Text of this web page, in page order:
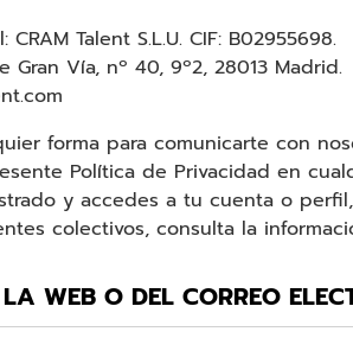
Talent S.L.U. CIF: B02955698.
Gran Vía, nº 40, 9º2, 28013 Madrid.
forma para comunicarte con
Política de Privacidad en
y accedes a tu cuenta o
colectivos, consulta la
WEB O DEL CORREO